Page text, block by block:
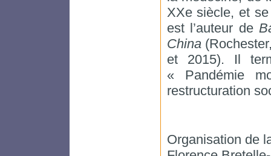
XXe siècle, et
est l’auteur de
China
et 2015). Il
« Pandémie
restructuration
Organisation de